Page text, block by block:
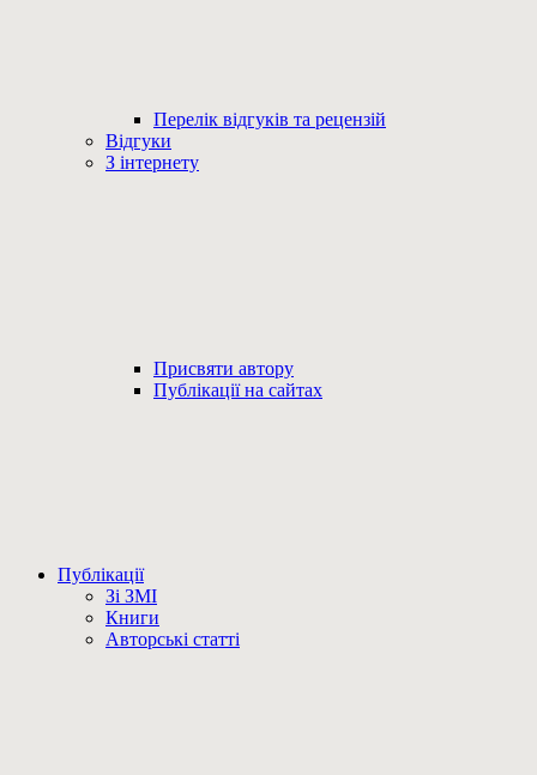
Перелік відгуків та рецензій
Відгуки
З інтернету
Присвяти автору
Публікації на сайтах
Публікації
Зі ЗМІ
Книги
Авторські статті